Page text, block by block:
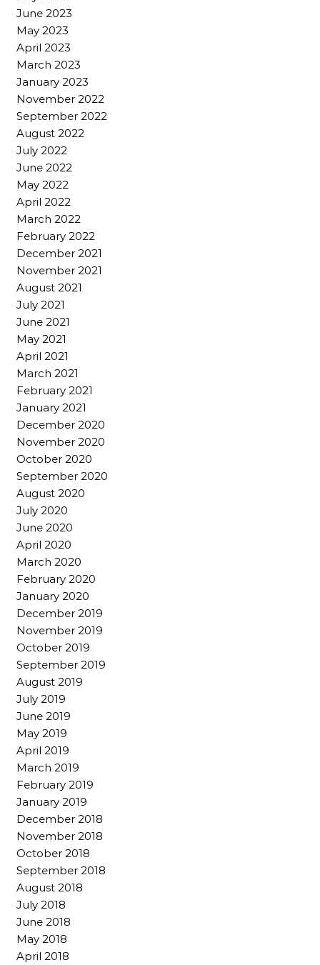
June 2023
May 2023
April 2023
March 2023
January 2023
November 2022
September 2022
August 2022
July 2022
June 2022
May 2022
April 2022
March 2022
February 2022
December 2021
November 2021
August 2021
July 2021
June 2021
May 2021
April 2021
March 2021
February 2021
January 2021
December 2020
November 2020
October 2020
September 2020
August 2020
July 2020
June 2020
April 2020
March 2020
February 2020
January 2020
December 2019
November 2019
October 2019
September 2019
August 2019
July 2019
June 2019
May 2019
April 2019
March 2019
February 2019
January 2019
December 2018
November 2018
October 2018
September 2018
August 2018
July 2018
June 2018
May 2018
April 2018